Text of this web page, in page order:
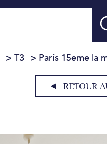
T3 Paris 15eme la
RETOUR